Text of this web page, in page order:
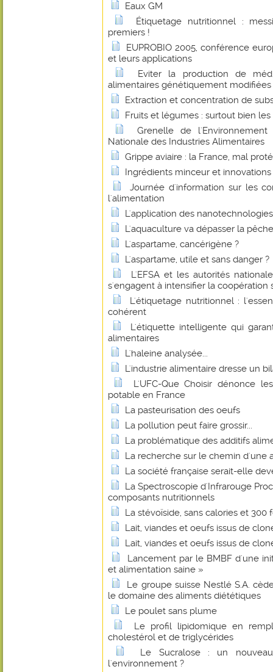
Eaux GM
Étiquetage nutritionnel :
premiers !
EUPROBIO 2005, conférence
et leurs applications
Eviter la production de
alimentaires génétiquement modifiées
Extraction et concentration de
Fruits et légumes : surtout bien les
Grenelle de
Nationale des Industries Alimentaires
Grippe aviaire : la France, mal
Ingrédients minceur et innovations
Journée d'information sur les
l'alimentation
L'application des
L'aquaculture va dépasser la
L'aspartame, cancérigène ?
L'aspartame, utile et sans danger ?
L'EFSA et les autorités
s'engagent à intensifier la coopération
L'étiquetage nutritionnel :
cohérent
L'étiquette intelligente qui
alimentaires
L'haleine analysée...
L'industrie alimentaire dresse un
L'UFC-Que Choisir dénonce
potable en France
La pasteurisation des oeufs
La pollution peut faire grossir...
La problématique des additifs
La recherche sur le chemin d'une
La société française serait-elle
La Spectroscopie d'Infrarouge
composants nutritionnels
La stévoïside, sans calories et
Lait, viandes et oeufs issus de
Lait, viandes et oeufs issus de
Lancement par le BMBF d'une
et alimentation saine »
Le groupe suisse Nestlé S.A.
le domaine des aliments diététiques
Le poulet sans plume
Le profil lipidomique en
cholestérol et de triglycérides
Le Sucralose : un
l'environnement ?